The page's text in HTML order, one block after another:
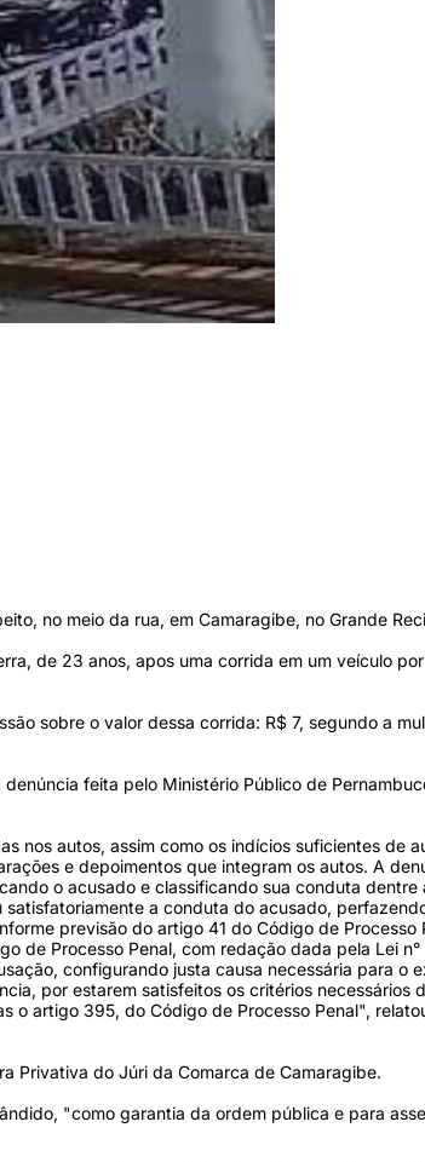
no meio da rua, em Camaragibe, no Grande
de 23 anos, apos uma corrida em um veículo por
sobre o valor dessa corrida: R$ 7, segundo a
feita pelo Ministério Público de
nos autos, assim como os indícios suficientes de
e depoimentos que integram os autos. A
o acusado e classificando sua conduta dentre
a conduta do acusado,
previsão do artigo 41 do Código de Processo
de Processo Penal, com redação dada pela Lei n°
configurando justa causa necessária para o
por estarem satisfeitos os critérios necessários
o artigo 395, do Código de Processo Penal",
Privativa do Júri da Comarca de Camaragibe.
"como garantia da ordem pública e para